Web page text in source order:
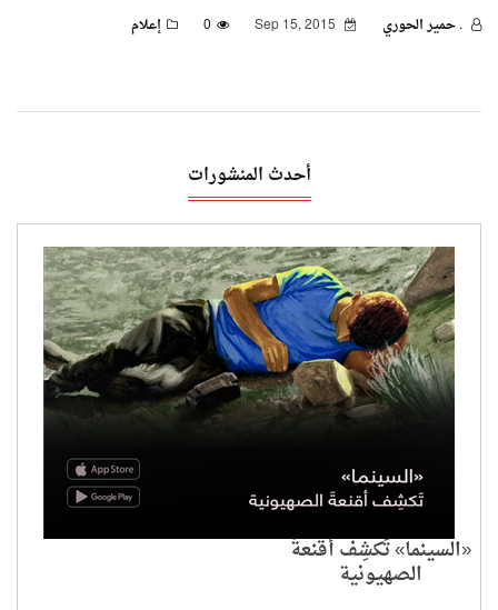
. حمير الحوري 0 إعلام
أحدث المنشورات
«السينما» تَكشِف أقنعةَ
الصهيونية